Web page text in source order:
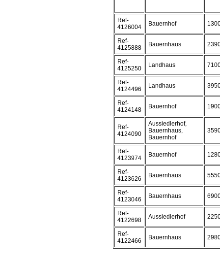
Ref-
4126004
Bauernhof
Ref-
4125888
Bauernhaus
Ref-
4125250
Landhaus
Ref-
4124496
Landhaus
Ref-
4124148
Bauernhof
Ref-
4124090
Aussiedlerhof,
Bauernhaus,
Bauernhof
Ref-
4123974
Bauernhof
Ref-
4123626
Bauernhaus
Ref-
4123046
Bauernhaus
Ref-
4122698
Aussiedlerhof
Ref-
4122466
Bauernhaus